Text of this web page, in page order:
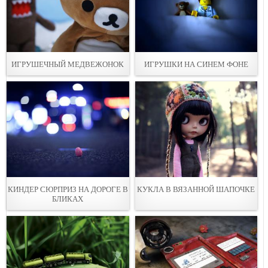
ИГРУШЕЧНЫЙ МЕДВЕЖОНОК ИГРУШКИ НА СИНЕМ ФОНЕ
КИНДЕР СЮРПРИЗ НА ДОРОГЕ В
БЛИКАХ
КУКЛА В ВЯЗАННОЙ ШАПОЧКE